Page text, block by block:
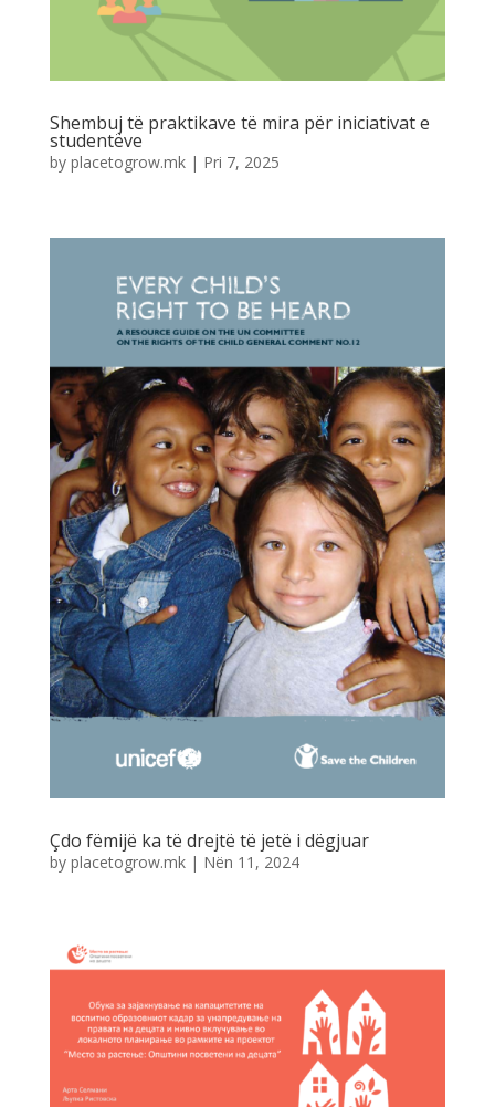
Shembuj të praktikave të mira për iniciativat e
studentëve
by placetogrow.mk| Pri 7, 2025
Çdo fëmijë ka të drejtë të jetë i dëgjuar
by placetogrow.mk| Nën 11, 2024